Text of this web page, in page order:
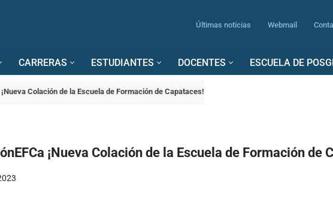
Últimas noticias Webmail
CARRERAS ESTUDIANTES DOCENTES ESCUELA DE
Colación de la Escuela de Formación de Capataces!
¡Nueva Colación de la Escuela de Formación de